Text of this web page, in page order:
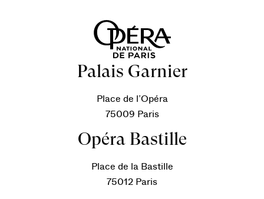
Palais Garnier
Place de l’Opéra
75009 Paris
Opéra Bastille
Place de la Bastille
75012 Paris